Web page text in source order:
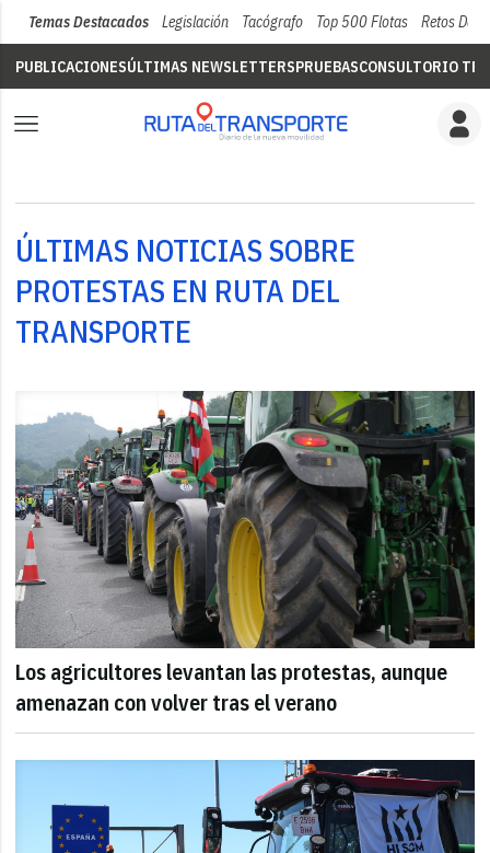
Temas Destacados Legislación Tacógrafo Top 500 Flotas Retos Del
PUBLICACIONESÚLTIMAS NEWSLETTERSPRUEBASCONSULTORIO
ÚLTIMAS NOTICIAS SOBRE
PROTESTAS EN RUTA DEL
TRANSPORTE
Los agricultores levantan las protestas, aunque
amenazan con volver tras el verano